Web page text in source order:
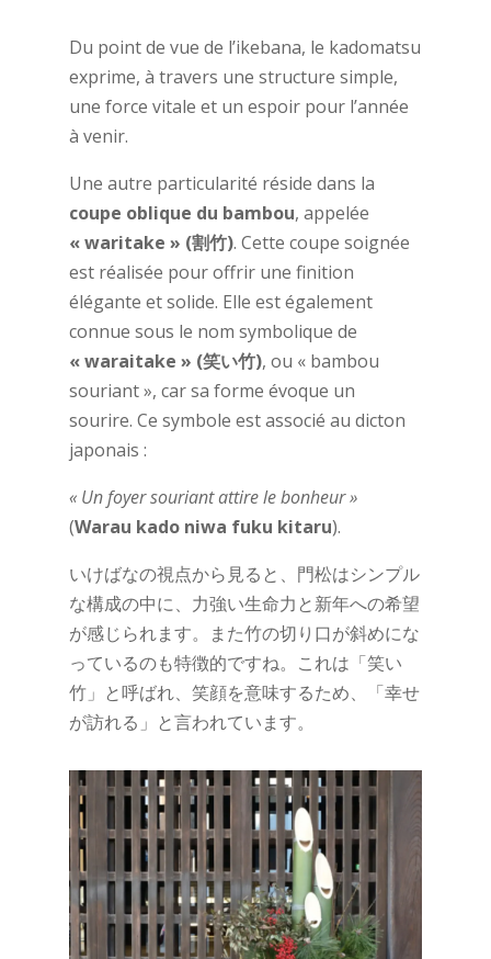
Du point de vue de l’ikebana, le kadomatsu
exprime, à travers une structure simple,
une force vitale et un espoir pour l’année
à venir.
Une autre particularité réside dans la
coupe oblique du bambou, appelée
« waritake » (割竹). Cette coupe soignée
est réalisée pour offrir une finition
élégante et solide. Elle est également
connue sous le nom symbolique de
« waraitake » (笑い竹), ou « bambou
souriant », car sa forme évoque un
sourire. Ce symbole est associé au dicton
japonais :
« Un foyer souriant attire le bonheur »
(Warau kado niwa fuku kitaru).
いけばなの視点から見ると、門松はシンプル
な構成の中に、力強い生命力と新年への希望
が感じられます。また竹の切り口が斜めにな
っているのも特徴的ですね。これは「笑い
竹」と呼ばれ、笑顔を意味するため、「幸せ
が訪れる」と言われています。